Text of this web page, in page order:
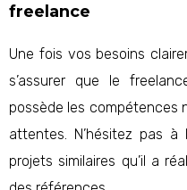
freelance
Une fois vos besoins
s’assurer que le
possède les compétences
attentes. N’hésitez pas
projets similaires qu’il a